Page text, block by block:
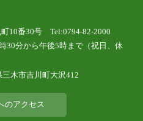
10番30号 Tel:0794-82-2000
30分から午後5時まで（祝日、休
木市吉川町大沢412
のアクセス